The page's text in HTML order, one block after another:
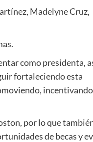
Madelyne Cruz,
como presidenta,
fortaleciendo esta
por lo que
de becas y